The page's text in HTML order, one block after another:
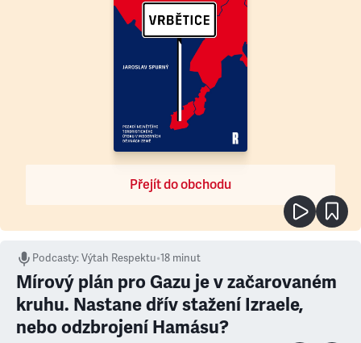
Přejít do obchodu
Podcasty:Výtah Respektu•18 minut
Mírový plán pro Gazu je v začarovaném
kruhu. Nastane dřív stažení Izraele,
nebo odzbrojení Hamásu?